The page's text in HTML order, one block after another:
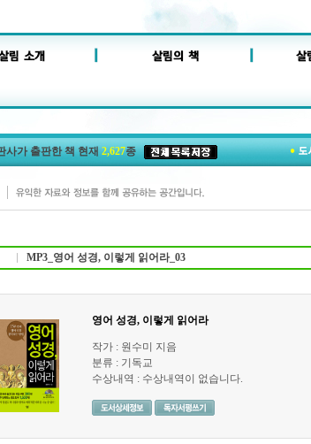
사가 출판한 책 현재2,627종
MP3_영어 성경, 이렇게 읽어라_03